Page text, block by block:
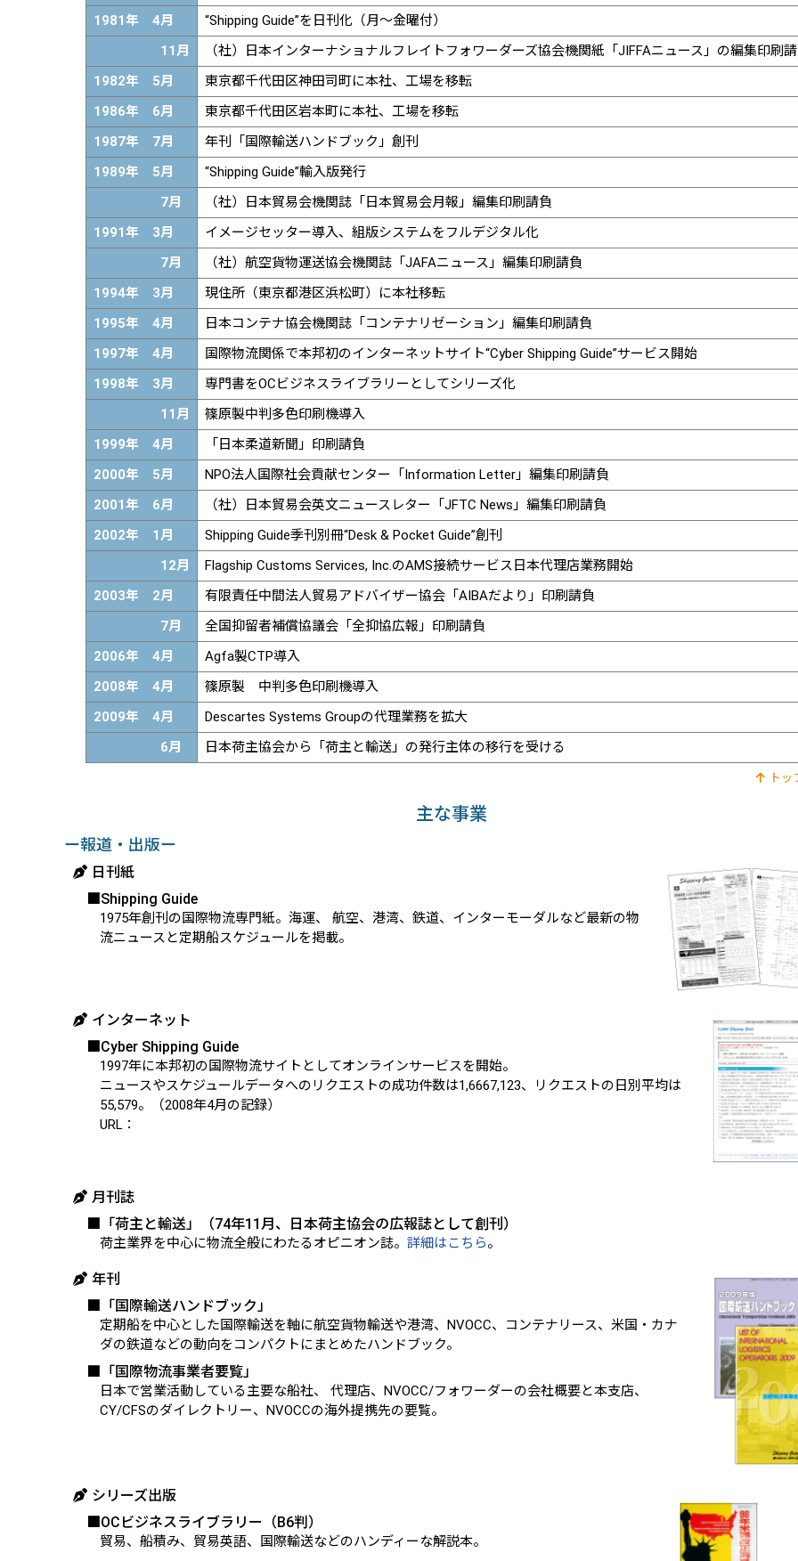
1981年 4月
“Shipping Guide”を日刊化（月〜金曜付）
11月
（社）日本インターナショナルフレイトフォワーダーズ協会機関紙「JIFFAニュース」の編集印刷
1982年 5月
東京都千代田区神田司町に本社、工場を移転
1986年 6月
東京都千代田区岩本町に本社、工場を移転
1987年 7月
年刊「国際輸送ハンドブック」創刊
1989年 5月
“Shipping Guide”輸入版発行
7月
（社）日本貿易会機関誌「日本貿易会月報」編集印刷請負
1991年 3月
イメージセッター導入、組版システムをフルデジタル化
7月
（社）航空貨物運送協会機関誌「JAFAニュース」編集印刷請負
1994年 3月
現住所（東京都港区浜松町）に本社移転
1995年 4月
日本コンテナ協会機関誌「コンテナリゼーション」編集印刷請負
1997年 4月
国際物流関係で本邦初のインターネットサイト“Cyber Shipping Guide”サービス開始
1998年 3月
専門書をOCビジネスライブラリーとしてシリーズ化
11月
篠原製中判多色印刷機導入
1999年 4月
「日本柔道新聞」印刷請負
2000年 5月
NPO法人国際社会貢献センター「Information Letter」編集印刷請負
2001年 6月
（社）日本貿易会英文ニュースレター「JFTC News」編集印刷請負
2002年 1月
Shipping Guide季刊別冊“Desk & Pocket Guide”創刊
12月
Flagship Customs Services, Inc.のAMS接続サービス日本代理店業務開始
2003年 2月
有限責任中間法人貿易アドバイザー協会「AIBAだより」印刷請負
7月
全国抑留者補償協議会「全抑協広報」印刷請負
2006年 4月
Agfa製CTP導入
2008年 4月
篠原製 中判多色印刷機導入
2009年 4月
Descartes Systems Groupの代理業務を拡大
6月
日本荷主協会から「荷主と輸送」の発行主体の移行を受ける
トッ
主な事業
ー報道・出版ー
日刊紙
■Shipping Guide
1975年創刊の国際物流専門紙。海運、 航空、港湾、鉄道、インターモーダルなど最新の物
流ニュースと定期船スケジュールを掲載。
インターネット
■Cyber Shipping Guide
1997年に本邦初の国際物流サイトとしてオンラインサービスを開始。
ニュースやスケジュールデータへのリクエストの成功件数は1,6667,123、リクエストの日別平均は
55,579。（2008年4月の記録）
URL：
月刊誌
■「荷主と輸送」（74年11月、日本荷主協会の広報誌として創刊）
荷主業界を中心に物流全般にわたるオピニオン誌。 詳細はこちら。
年刊
■「国際輸送ハンドブック」
定期船を中心とした国際輸送を軸に航空貨物輸送や港湾、NVOCC、コンテナリース、米国・カナ
ダの鉄道などの動向をコンパクトにまとめたハンドブック。
■「国際物流事業者要覧」
日本で営業活動している主要な船社、 代理店、NVOCC/フォワーダーの会社概要と本支店、
CY/CFSのダイレクトリー、NVOCCの海外提携先の要覧。
シリーズ出版
■OCビジネスライブラリー（B6判）
貿易、船積み、貿易英語、国際輸送などのハンディーな解説本。